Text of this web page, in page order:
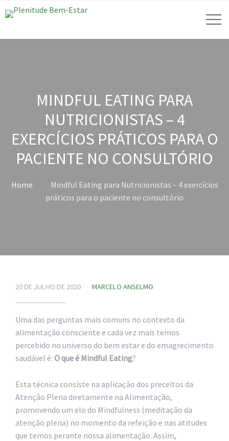
MINDFUL EATING PARA
NUTRICIONISTAS – 4
EXERCÍCIOS PRÁTICOS PARA O
PACIENTE NO CONSULTÓRIO
Home
Mindful Eating para Nutricionistas – 4 exercícios
práticos para o paciente no consultório
20 DE JULHO DE 2020 MARCELO ANSELMO
Uma das perguntas mais comuns no contexto da
alimentação consciente e cada vez mais temos
percebido no universo do bem estar e do emagrecimento
saudável é: O que é Mindful Eating?
Esta técnica consiste na aplicação dos preceitos da
Atenção Plena diretamente na Alimentação,
promovendo um elo do Mindfulness (meditação da
atenção plena) no momento da refeição e nas atitudes
que temos perante nossa alimentação. Assim,